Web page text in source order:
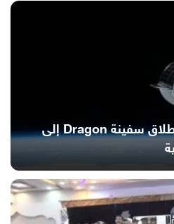
"ناسا" تعلن عن موعد إطلاق سفينة Dragon إلى